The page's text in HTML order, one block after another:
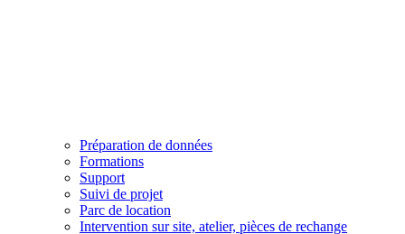
Préparation de données
Formations
Support
Suivi de projet
Parc de location
Intervention sur site, atelier, pièces de rechange